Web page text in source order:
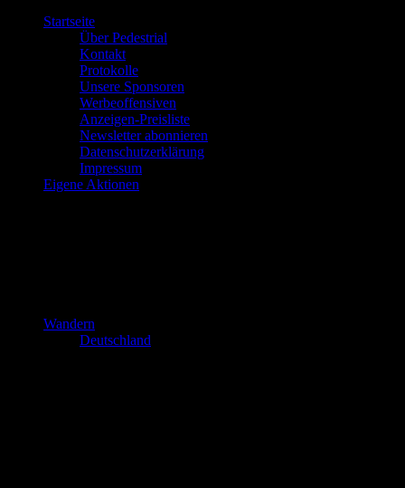
Startseite
Über Pedestrial
Kontakt
Protokolle
Unsere Sponsoren
Werbeoffensiven
Anzeigen-Preisliste
Newsletter abonnieren
Datenschutzerklärung
Impressum
Eigene Aktionen
Wandern
Deutschland